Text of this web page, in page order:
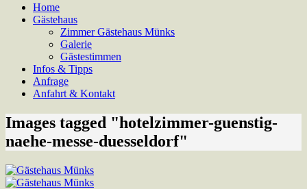
Home
Gästehaus
Zimmer Gästehaus Münks
Galerie
Gästestimmen
Infos & Tipps
Anfrage
Anfahrt & Kontakt
Images tagged "hotelzimmer-guenstig-
naehe-messe-duesseldorf"